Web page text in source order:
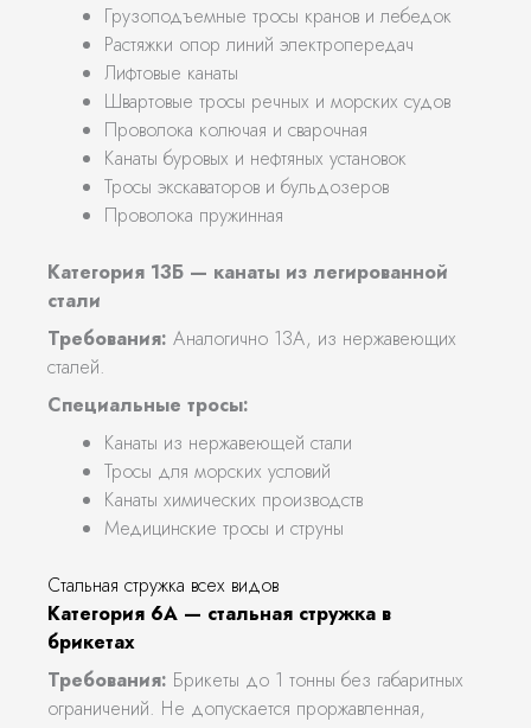
Грузоподъемные тросы кранов и лебедок
Растяжки опор линий электропередач
Лифтовые канаты
Швартовые тросы речных и морских судов
Проволока колючая и сварочная
Канаты буровых и нефтяных установок
Тросы экскаваторов и бульдозеров
Проволока пружинная
Категория 13Б — канаты из легированной
стали
Требования: Аналогично 13А, из нержавеющих
сталей.
Специальные тросы:
Канаты из нержавеющей стали
Тросы для морских условий
Канаты химических производств
Медицинские тросы и струны
Стальная стружка всех видов
Категория 6А — стальная стружка в
брикетах
Требования: Брикеты до 1 тонны без габаритных
ограничений. Не допускается проржавленная,